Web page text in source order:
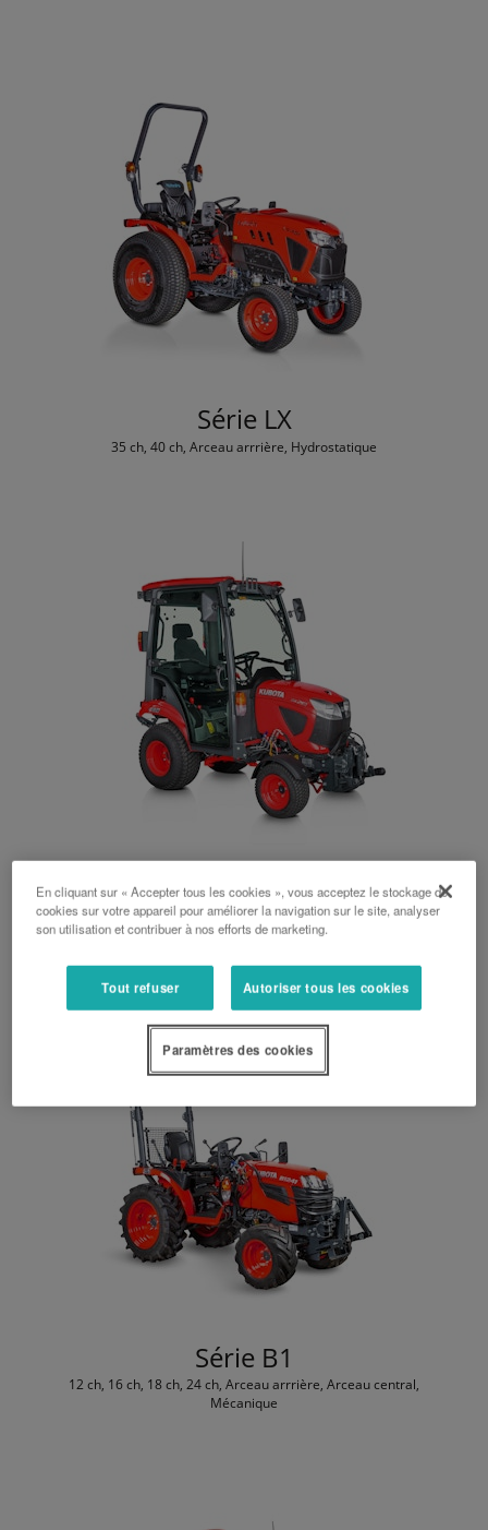
Série LX
35 ch, 40 ch, Arceau arrrière, Hydrostatique
Série BX
23 ch, 26 ch, Cabine, Arceau, Hydrostatique
Série B1
12 ch, 16 ch, 18 ch, 24 ch, Arceau arrrière, Arceau central,
Mécanique
En cliquant sur « Accepter tous les cookies », vous acceptez le stockage de
cookies sur votre appareil pour améliorer la navigation sur le site, analyser
son utilisation et contribuer à nos efforts de marketing.
Tout refuser Autoriser tous les cookies
Paramètres des cookies